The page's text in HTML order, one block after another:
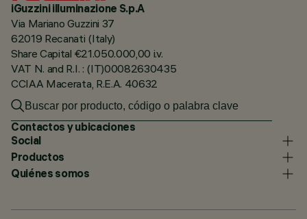
iGuzzini illuminazione S.p.A
Via Mariano Guzzini 37
62019 Recanati (Italy)
Share Capital €21.050.000,00 i.v.
VAT N. and R.I. : (IT)00082630435
CCIAA Macerata, R.E.A. 40632
Contactos y ubicaciones
Social
Productos
Quiénes somos